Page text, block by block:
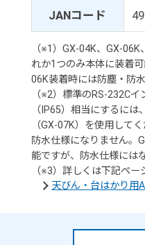
JANコード
（※1）GX-04K、GX-
れか1つのみ本体に装着
06K装着時には防塵・防
（※2）標準のRS-232C
（IP65）相当にするには
（GX-07K）を使用して
防水仕様になりません。
能ですが、防水仕様には
（※3）詳しくは下記ペー
天びん・台はかり用